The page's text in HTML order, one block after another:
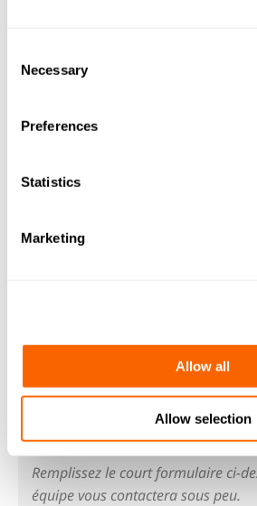
Selection
Necessary
Preferences
Statistics
Marketing
Allow all
Allow selection
Nos gammes AquaSorb™ et
CONTACTEZ-NOUS
Remplissez le court formulaire ci-
équipe vous contactera sous peu.